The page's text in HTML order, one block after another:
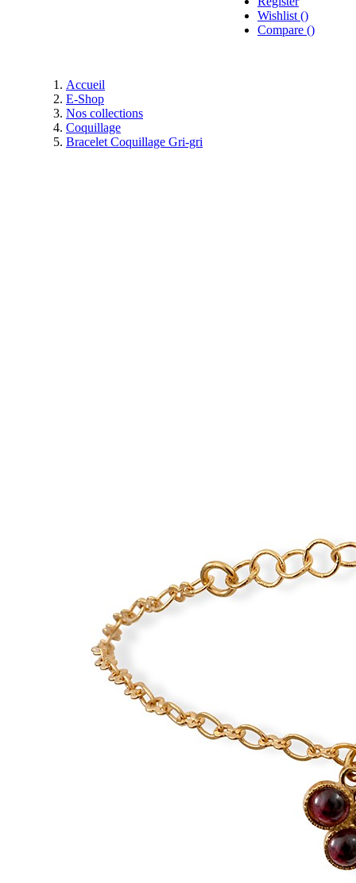
Wishlist ()
Compare ()
Accueil
E-Shop
Nos collections
Coquillage
Bracelet Coquillage Gri-gri